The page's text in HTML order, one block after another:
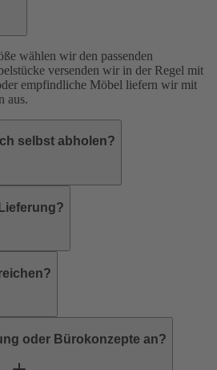
wählen wir den passenden
versenden wir in der Regel mit
empfindliche Möbel liefern wir mit
aus.
selbst abholen?
oder Bürokonzepte an?